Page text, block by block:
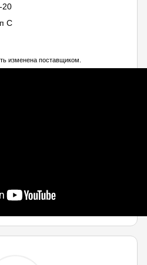
20
C
изменена поставщиком.